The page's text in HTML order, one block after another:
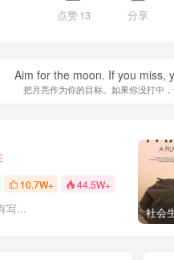
点赞13 分享
Aim for the moon. If you miss,
把月亮作为你的目标。如果你没打中
10.7W+ 44.5W+
写...